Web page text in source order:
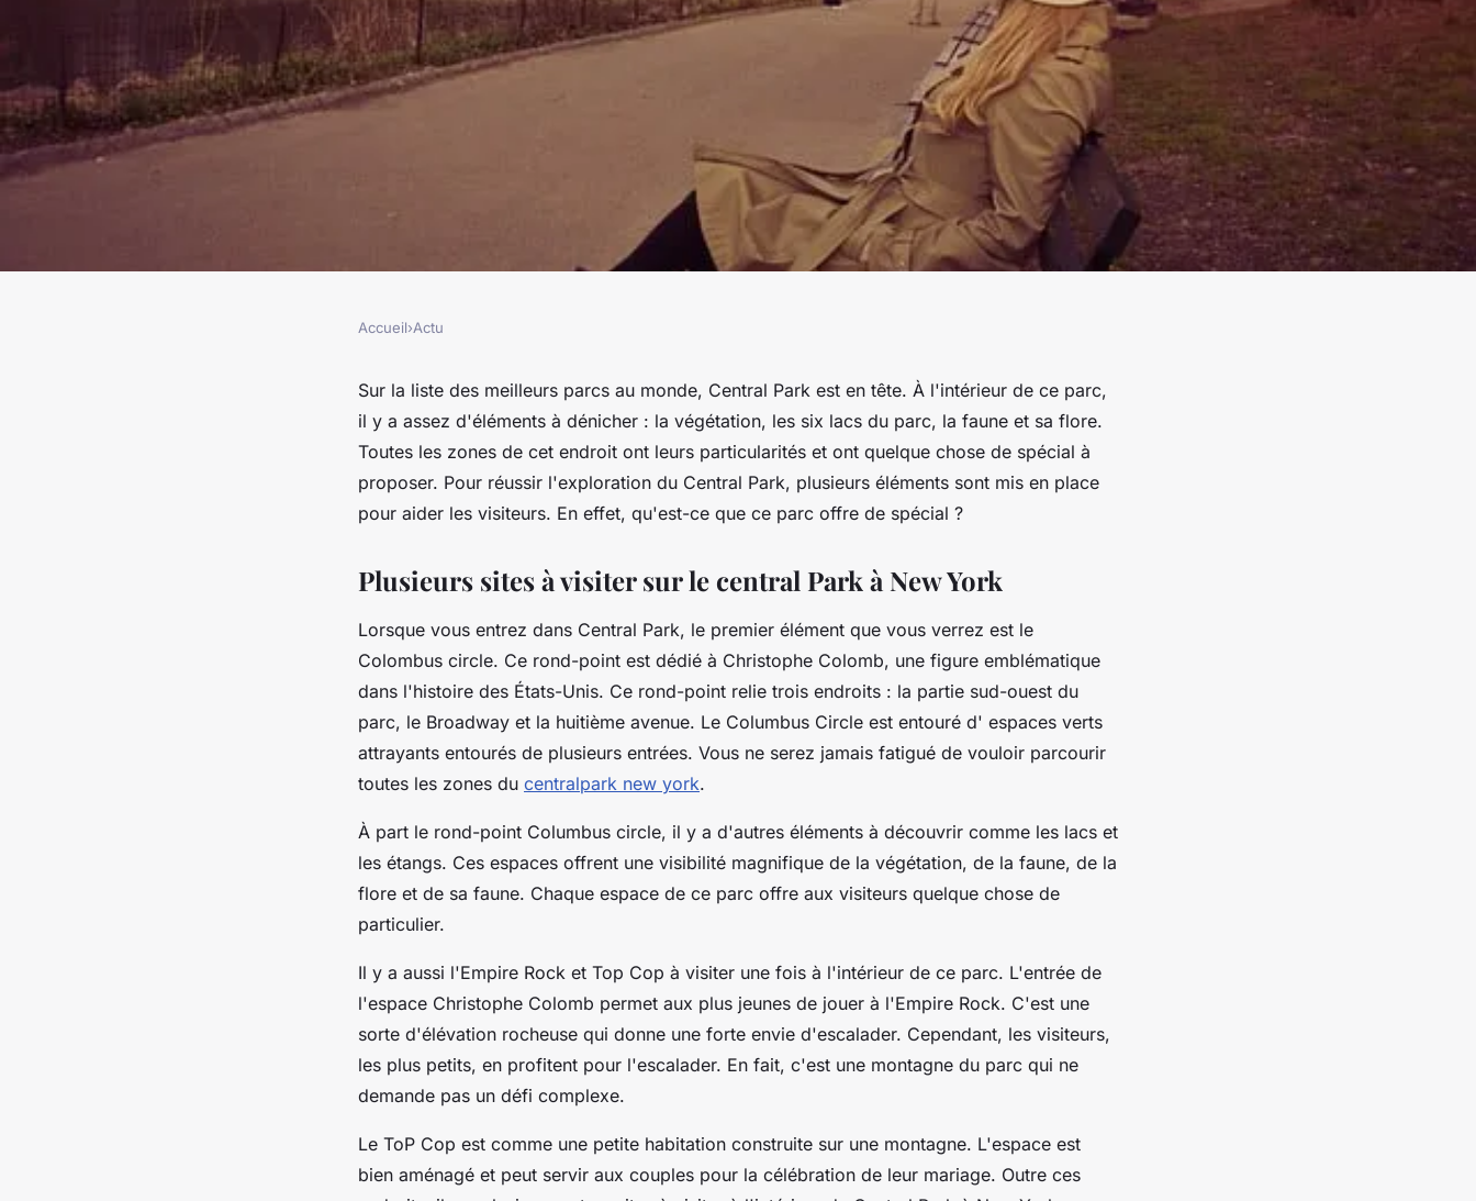
Pourquoi visiter Central Park à New
Accueil›Actu
Sur la liste des meilleurs parcs au monde, Central Park est en tête. À l'intérieur de ce parc,
il y a assez d'éléments à dénicher : la végétation, les six lacs du parc, la faune et sa flore.
Toutes les zones de cet endroit ont leurs particularités et ont quelque chose de spécial à
proposer. Pour réussir l'exploration du Central Park, plusieurs éléments sont mis en place
pour aider les visiteurs. En effet, qu'est-ce que ce parc offre de spécial ?
Plusieurs sites à visiter sur le central Park à New York
Lorsque vous entrez dans Central Park, le premier élément que vous verrez est le
Colombus circle. Ce rond-point est dédié à Christophe Colomb, une figure emblématique
dans l'histoire des États-Unis. Ce rond-point relie trois endroits : la partie sud-ouest du
parc, le Broadway et la huitième avenue. Le Columbus Circle est entouré d' espaces verts
attrayants entourés de plusieurs entrées. Vous ne serez jamais fatigué de vouloir parcourir
toutes les zones du centralpark new york.
À part le rond-point Columbus circle, il y a d'autres éléments à découvrir comme les lacs et
les étangs. Ces espaces offrent une visibilité magnifique de la végétation, de la faune, de la
flore et de sa faune. Chaque espace de ce parc offre aux visiteurs quelque chose de
particulier.
Il y a aussi l'Empire Rock et Top Cop à visiter une fois à l'intérieur de ce parc. L'entrée de
l'espace Christophe Colomb permet aux plus jeunes de jouer à l'Empire Rock. C'est une
sorte d'élévation rocheuse qui donne une forte envie d'escalader. Cependant, les visiteurs,
les plus petits, en profitent pour l'escalader. En fait, c'est une montagne du parc qui ne
demande pas un défi complexe.
Le ToP Cop est comme une petite habitation construite sur une montagne. L'espace est
bien aménagé et peut servir aux couples pour la célébration de leur mariage. Outre ces